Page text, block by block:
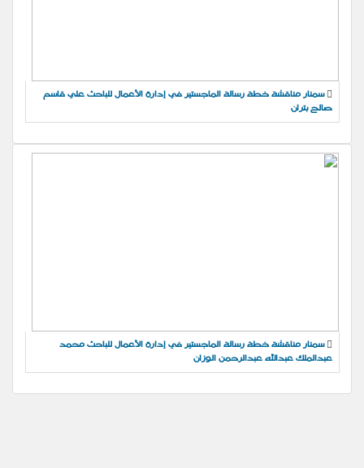
سمنار مناقشة خطة رسالة الماجستير في إدارة الأعمال للباحث علي قاسم
صالح بتران
سمنار مناقشة خطة رسالة الماجستير في إدارة الأعمال للباحث محمد
عبدالملك عبدالله عبدالرحمن الوزان